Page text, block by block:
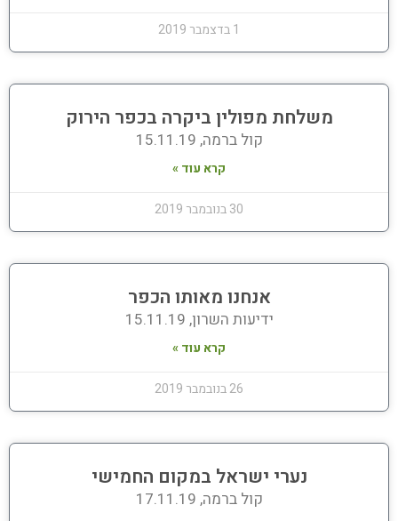
1 בדצמבר 2019
משלחת מפולין ביקרה בכפר הירוק
קול ברמה, 15.11.19
קרא עוד »
30 בנובמבר 2019
אנחנו מאותו הכפר
ידיעות השרון, 15.11.19
קרא עוד »
26 בנובמבר 2019
נערי ישראל במקום החמישי
קול ברמה, 17.11.19